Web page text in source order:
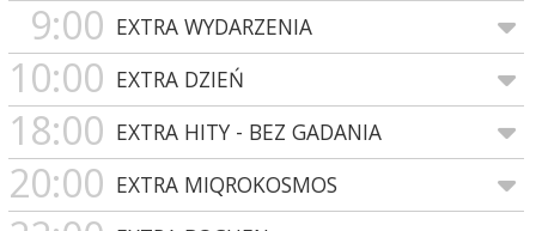
9:00 EXTRA WYDARZENIA
10:00 EXTRA DZIEŃ
18:00 EXTRA HITY - BEZ GADANIA
20:00 EXTRA MIQROKOSMOS